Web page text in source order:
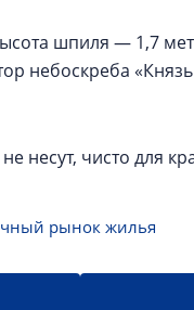
шпиля — 1,7
небоскреба
несут, чисто для
рынок жилья